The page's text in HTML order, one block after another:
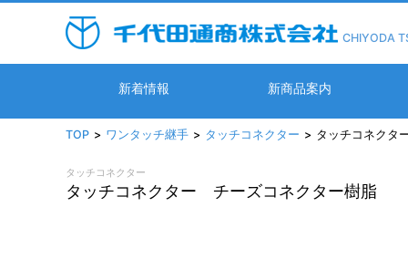
CHIYODA
新着情報 新商品案内
TOP ワンタッチ継手 タッチコネクター タッチコネクタ
タッチコネクター
タッチコネクター チーズコネクター樹脂